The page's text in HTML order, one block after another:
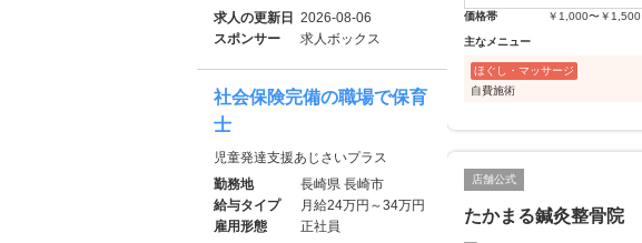
価格帯
￥1,000〜￥1,500
主なメニュー
ほぐし・マッサージ
自費施術
店舗公式
たかまる鍼灸整骨院
求人の更新日 2026-08-06
スポンサー
求人ボックス
社会保険完備の職場で保育
士
児童発達支援あじさいプラス
勤務地
長崎県 長崎市
給与タイプ
月給24万円～34万円
雇用形態
正社員